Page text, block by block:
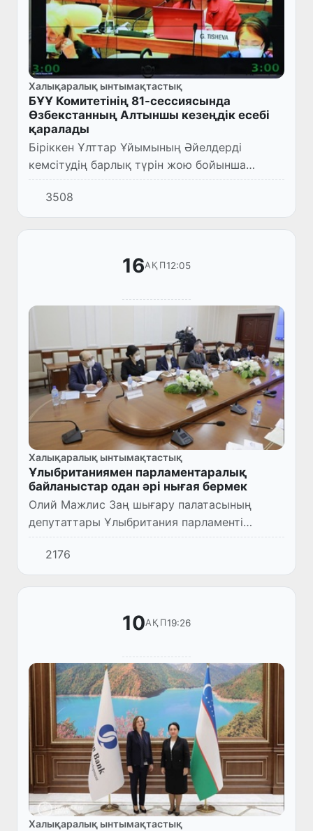
Халықаралық ынтымақтастық
БҰҰ Комитетінің 81-сессиясында
Өзбекстанның Алтыншы кезеңдік есебі
қаралады
Біріккен Ұлттар Ұйымының Әйелдерді
кемсітудің барлық түрін жою бойынша
комитетінің 81- сессиясы 2022 жылдың 7
февралінде гибрид түрінде басталды және 25
февральға дейін жалғасад...
3508
16АҚП12:05
Халықаралық ынтымақтастық
Ұлыбританиямен парламентаралық
байланыстар одан әрі нығая бермек
Олий Мажлис Заң шығару палатасының
депутаттары Ұлыбритания парламенті
Лордтар палатасының мүшесі Э. Сатти,
“Жаһандық серіктестік басқару қоры”
өкілдері З. Икбал және Э.Уолкермен...
2176
10АҚП19:26
Халықаралық ынтымақтастық